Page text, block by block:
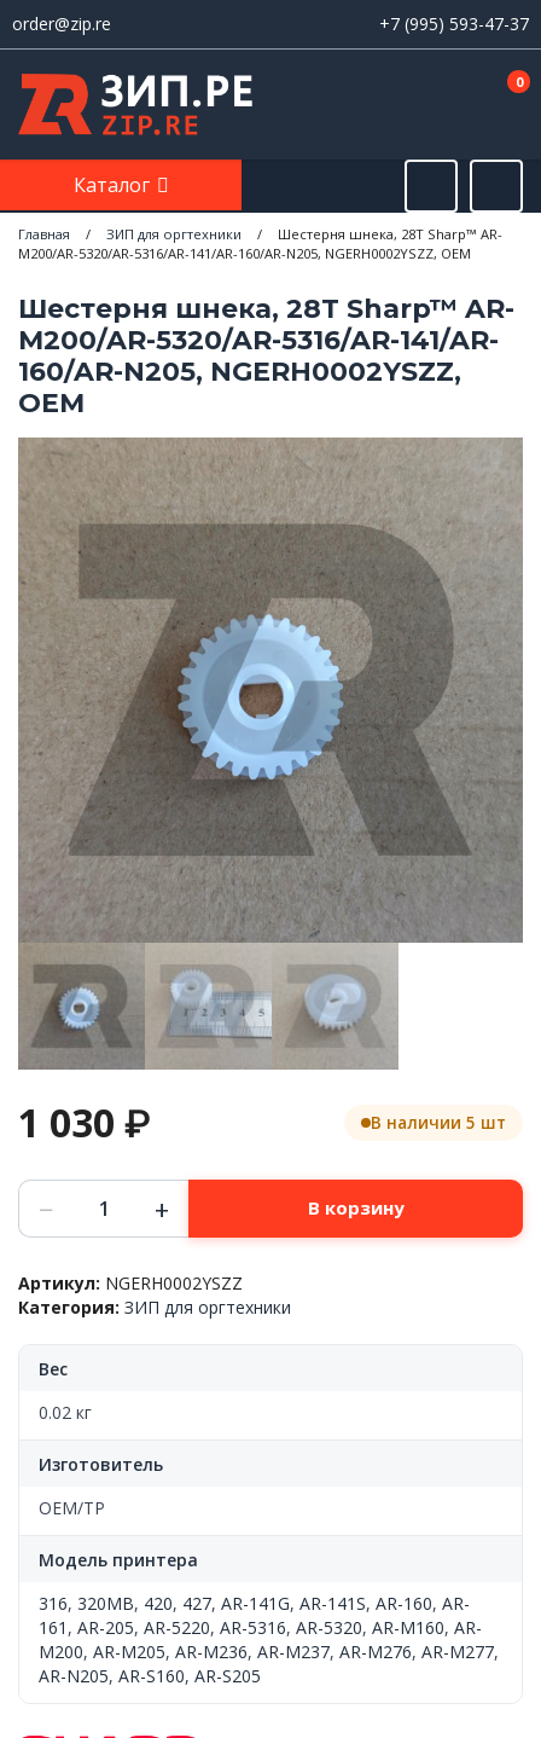
order@zip.re +7 (995) 593-47-37
0
Каталог
Главная / ЗИП для оргтехники /
Шестерня шнека, 28T Sharp™ AR-
M200/AR-5320/AR-5316/AR-141/AR-160/AR-N205, NGERH0002YSZZ, OEM
Шестерня шнека, 28T Sharp™ AR-
M200/AR-5320/AR-5316/AR-141/AR-
160/AR-N205, NGERH0002YSZZ,
OEM
1 030 ₽ В наличии 5 шт
Количество
товара
Шестерня
28T
Sharp™
M200/AR-
5316/AR-
160/AR-
NGERH0002YSZZ,
OEM
− + В корзину
Артикул: NGERH0002YSZZ
Категория: ЗИП для оргтехники
Вес
0.02 кг
Изготовитель
OEM/TP
Модель принтера
316, 320MB, 420, 427, AR-141G, AR-141S, AR-160, AR-
161 , AR-205, AR-5220, AR-5316, AR-5320, AR-M160, AR-
M200, AR-M205, AR-M236, AR-M237, AR-M276, AR-M277,
AR-N205, AR-S160, AR-S205